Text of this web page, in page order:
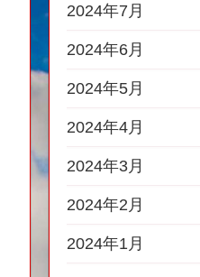
2024年7月
2024年6月
2024年5月
2024年4月
2024年3月
2024年2月
2024年1月